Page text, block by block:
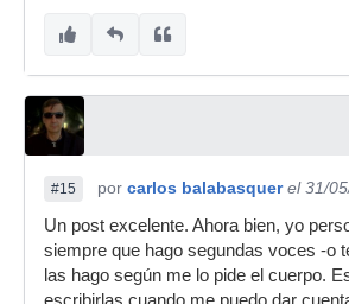
#15 por carlos balabasquer el 31/
Un post excelente. Ahora bien, yo
siempre que hago segundas voces -o
las hago según me lo pide el cuerpo.
escribirlas cuando me puedo dar